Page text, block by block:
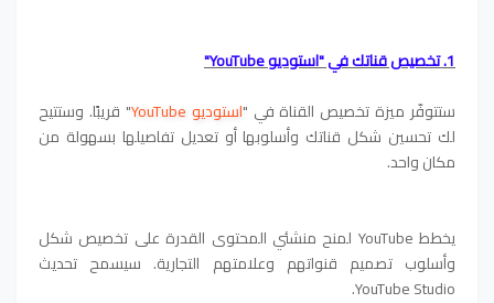
1. تخصيص قناتك في "استوديو YouTube"
ستتوفّر ميزة تخصيص القناة في "استوديو YouTube
" قريبًا. وستتيح
لك تحسين شكل قناتك وأسلوبها أو تعديل تفاصيلها بسهولة من
مكان واحد.
يخطط YouTube لمنح منشئي المحتوى القدرة على تخصيص شكل
وأسلوب تصميم قنواتهم وعلامتهم التجارية. سيسمح تحديث
YouTube Studio.